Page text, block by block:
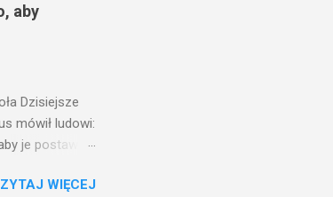
aby
Dzisiejsze
mówił ludowi:
je postawić
WIĘCEJ